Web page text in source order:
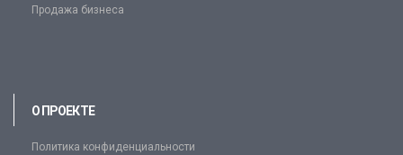
Продажа бизнеса
О ПРОЕКТЕ
Политика конфиденциальности